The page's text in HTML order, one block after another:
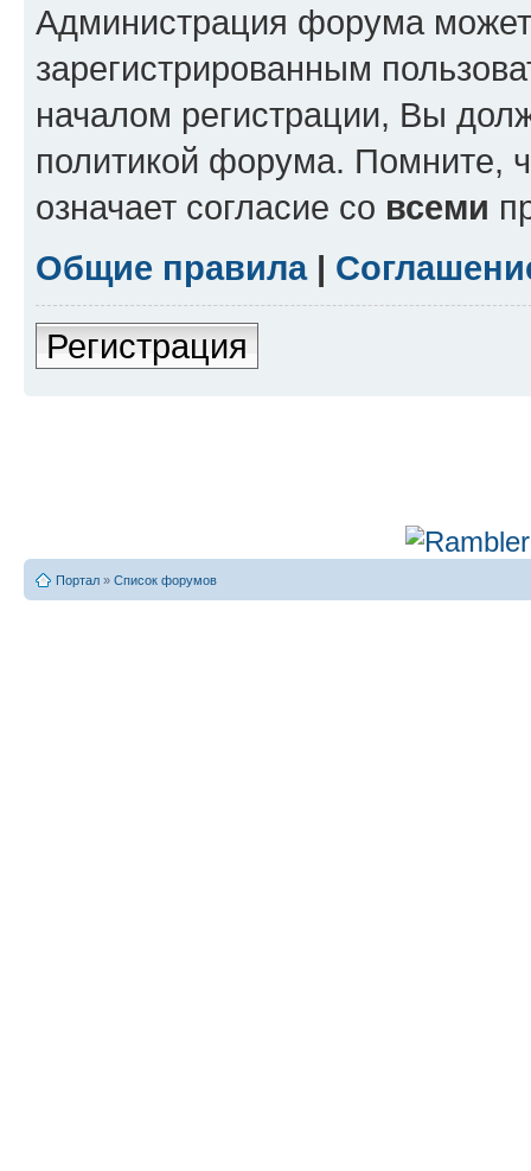
Администрация форума может
зарегистрированным
началом регистрации, Вы
политикой форума. Помните,
означает согласие со всеми
Общие правила|
Регистрация
Портал » Список форумов